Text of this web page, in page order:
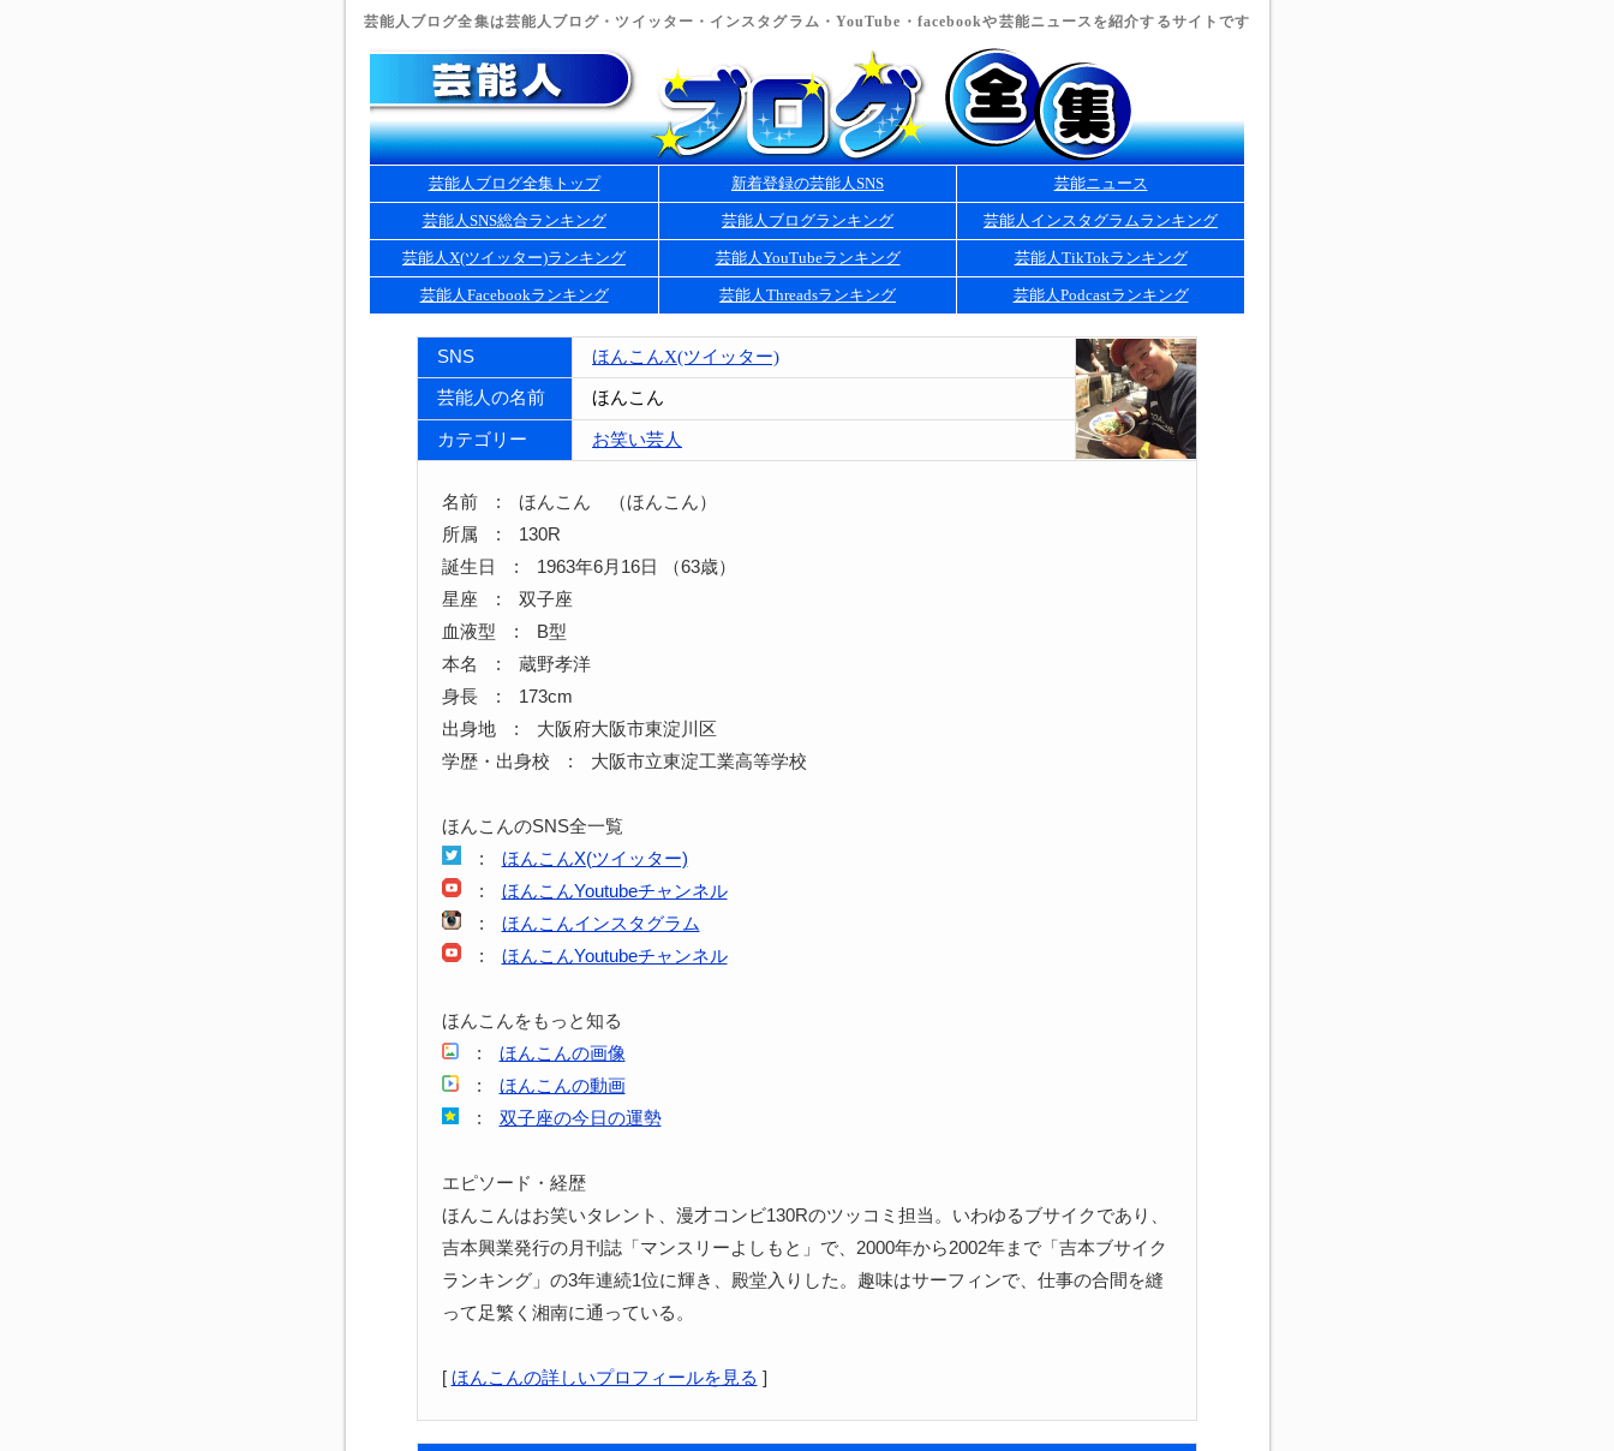
芸能人ブログ全集は芸能人ブログ・ツイッター・インスタグラム・YouTube・facebookや芸能ニュースを紹介するサイトです
芸能人ブログ全集トップ 新着登録の芸能人SNS 芸能ニュース
芸能人SNS総合ランキング 芸能人ブログランキング 芸能人インスタグラムランキング
芸能人X(ツイッター)ランキング 芸能人YouTubeランキング 芸能人TikTokランキング
芸能人Facebookランキング 芸能人Threadsランキング 芸能人Podcastランキング
SNS ほんこんX(ツイッター)
芸能人の名前 ほんこん
カテゴリー お笑い芸人
名前 : ほんこん （ほんこん）
所属 : 130R
誕生日 : 1963年6月16日 （63歳）
星座 : 双子座
血液型 : B型
本名 : 蔵野孝洋
身長 : 173cm
出身地 : 大阪府大阪市東淀川区
学歴・出身校 : 大阪市立東淀工業高等学校
ほんこんのSNS全一覧
: ほんこんX(ツイッター)
: ほんこんYoutubeチャンネル
: ほんこんインスタグラム
: ほんこんYoutubeチャンネル
ほんこんをもっと知る
: ほんこんの画像
: ほんこんの動画
: 双子座の今日の運勢
エピソード・経歴
ほんこんはお笑いタレント、漫才コンビ130Rのツッコミ担当。いわゆるブサイクであり、
吉本興業発行の月刊誌「マンスリーよしもと」で、2000年から2002年まで「吉本ブサイク
ランキング」の3年連続1位に輝き、殿堂入りした。趣味はサーフィンで、仕事の合間を縫
って足繁く湘南に通っている。
[ ほんこんの詳しいプロフィールを見る ]